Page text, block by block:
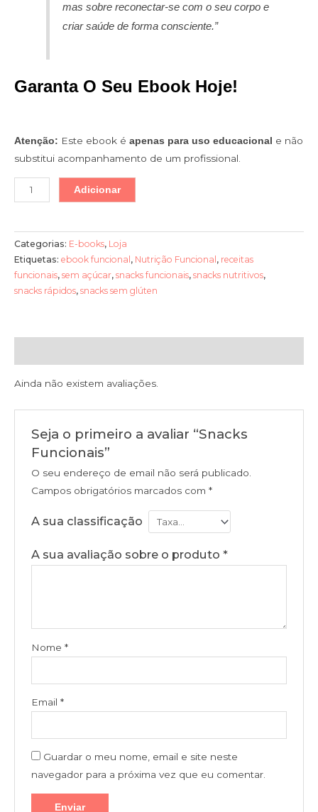
mas sobre reconectar-se com o seu corpo e
criar saúde de forma consciente.”
Garanta O Seu Ebook Hoje!
Atenção: Este ebook é apenas para uso educacional e não
substitui acompanhamento de um profissional.
Adicionar
Categorias: E-books, Loja
Etiquetas: ebook funcional, Nutrição Funcional, receitas
funcionais, sem açúcar, snacks funcionais, snacks nutritivos,
snacks rápidos, snacks sem glúten
Ainda não existem avaliações.
Seja o primeiro a avaliar “Snacks
Funcionais”
O seu endereço de email não será publicado.
Campos obrigatórios marcados com *
A sua classificação
A sua avaliação sobre o produto *
Nome *
Email *
Guardar o meu nome, email e site neste
navegador para a próxima vez que eu comentar.